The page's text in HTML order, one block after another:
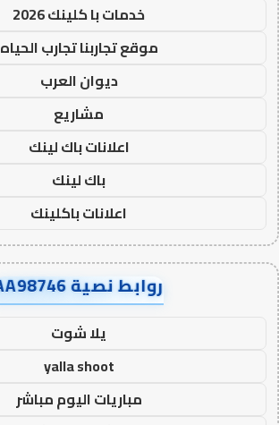
خدمات با كلينك 2026
موقع تجاربنا تجارب الحياه
ديوان العرب
مشاريع
اعلانات باك لينك
باك لينك
اعلانات باكلينك
روابط نصية AA98746
يلا شوت
yalla shoot
مباريات اليوم مباشر